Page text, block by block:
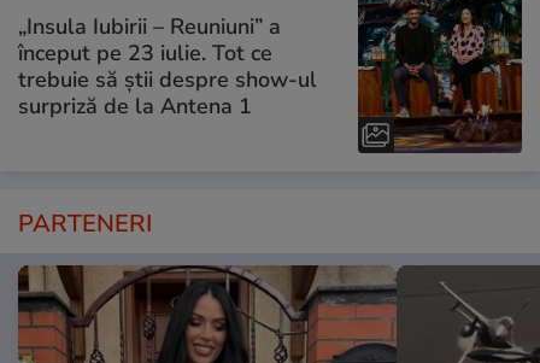
„Insula Iubirii – Reuniuni” a
început pe 23 iulie. Tot ce
trebuie să știi despre show-ul
surpriză de la Antena 1
PARTENERI